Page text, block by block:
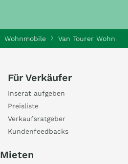
Wohnmobile Van Tourer
Für Verkäufer
Inserat aufgeben
Preisliste
Verkaufsratgeber
Kundenfeedbacks
Mieten